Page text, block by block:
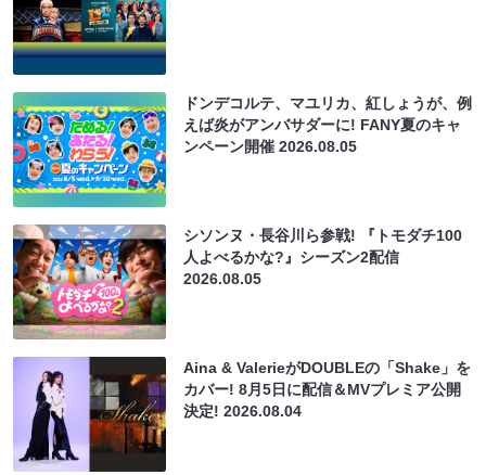
ドンデコルテ、マユリカ、紅しょうが、例
えば炎がアンバサダーに! FANY夏のキャ
ンペーン開催2026.08.05
シソンヌ・長谷川ら参戦! 『トモダチ100
人よべるかな?』シーズン2配信
2026.08.05
Aina & ValerieがDOUBLEの「Shake」を
カバー! 8月5日に配信＆MVプレミア公開
決定!2026.08.04